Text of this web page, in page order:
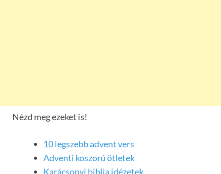
Nézd meg ezeket is!
10 legszebb advent vers
Adventi koszorú ötletek
Karácsonyi biblia idézetek